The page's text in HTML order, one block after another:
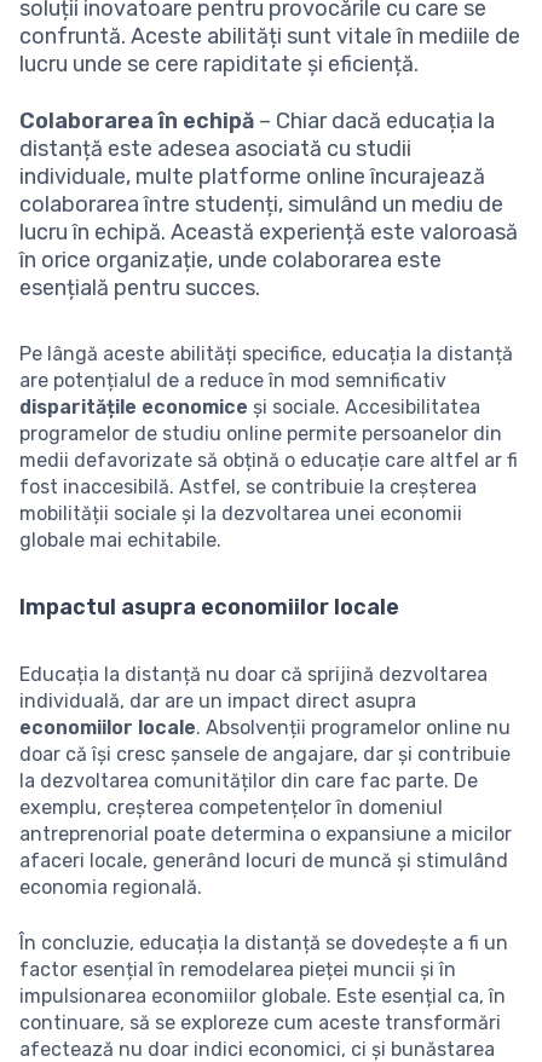
soluții inovatoare pentru provocările cu care se
confruntă. Aceste abilități sunt vitale în mediile de
lucru unde se cere rapiditate și eficiență.
Colaborarea în echipă – Chiar dacă educația la
distanță este adesea asociată cu studii
individuale, multe platforme online încurajează
colaborarea între studenți, simulând un mediu de
lucru în echipă. Această experiență este valoroasă
în orice organizație, unde colaborarea este
esențială pentru succes.
Pe lângă aceste abilități specifice, educația la distanță
are potențialul de a reduce în mod semnificativ
disparitățile economice și sociale. Accesibilitatea
programelor de studiu online permite persoanelor din
medii defavorizate să obțină o educație care altfel ar fi
fost inaccesibilă. Astfel, se contribuie la creșterea
mobilității sociale și la dezvoltarea unei economii
globale mai echitabile.
Impactul asupra economiilor locale
Educația la distanță nu doar că sprijină dezvoltarea
individuală, dar are un impact direct asupra
economiilor locale. Absolvenții programelor online nu
doar că își cresc șansele de angajare, dar și contribuie
la dezvoltarea comunităților din care fac parte. De
exemplu, creșterea competențelor în domeniul
antreprenorial poate determina o expansiune a micilor
afaceri locale, generând locuri de muncă și stimulând
economia regională.
În concluzie, educația la distanță se dovedește a fi un
factor esențial în remodelarea pieței muncii și în
impulsionarea economiilor globale. Este esențial ca, în
continuare, să se exploreze cum aceste transformări
afectează nu doar indici economici, ci și bunăstarea